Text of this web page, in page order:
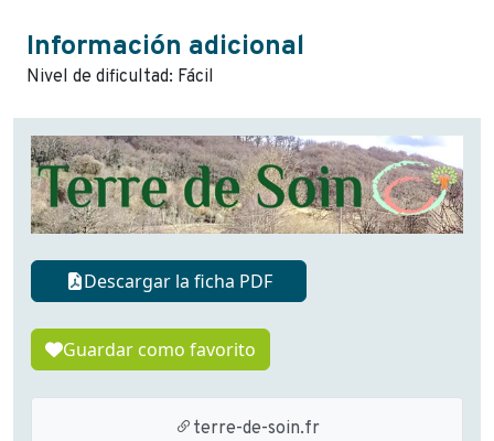
Información adicional
Nivel de dificultad: Fácil
Descargar la ficha PDF
Guardar como favorito
terre-de-soin.fr